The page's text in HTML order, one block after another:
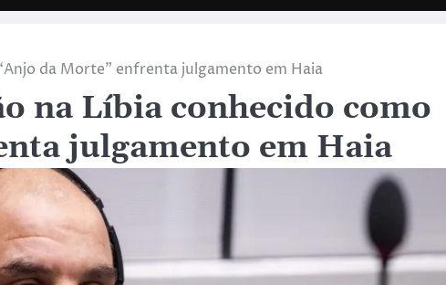
da Morte” enfrenta julgamento em Haia
na Líbia conhecido como
julgamento em Haia